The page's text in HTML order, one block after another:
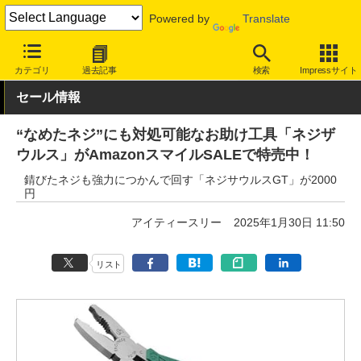
Powered by Translate
カテゴリ 過去記事 検索 Impressサイト
INTERNET Watch セール情報
セール情報
“なめたネジ”にも対処可能なお助け工具「ネジザ
ウルス」がAmazonスマイルSALEで特売中！
錆びたネジも強力につかんで回す「ネジサウルスGT」が2000
円
アイティースリー 2025年1月30日 11:50
リスト